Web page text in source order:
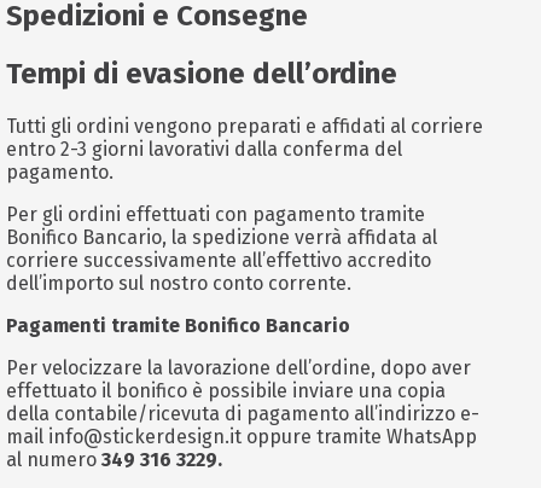
Spedizioni e Consegne
Tempi di evasione dell’ordine
Tutti gli ordini vengono preparati e affidati al corriere
entro 2-3 giorni lavorativi dalla conferma del
pagamento.
Per gli ordini effettuati con pagamento tramite
Bonifico Bancario, la spedizione verrà affidata al
corriere successivamente all’effettivo accredito
dell’importo sul nostro conto corrente.
Pagamenti tramite Bonifico Bancario
Per velocizzare la lavorazione dell’ordine, dopo aver
effettuato il bonifico è possibile inviare una copia
della contabile/ricevuta di pagamento all’indirizzo e-
mail info@stickerdesign.it oppure tramite WhatsApp
al numero 349 316 3229.